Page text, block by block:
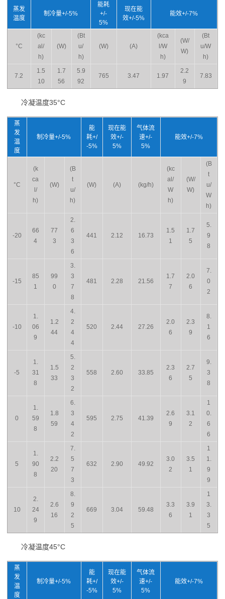
蒸发
温度
制冷量+/-5%
能耗
+/-
5%
现在能
效+/-5%
能效+/-7%
°C
(kc
al/
h)
(W)
(Bt
u/
h)
(W) (A)
(kca
l/W
h)
(W/
W)
(Bt
u/W
h)
7.2
1.5
10
1.7
56
5.9
92
765 3.47 1.97
2.2
9
7.83
冷凝温度35°C
蒸
发
温
度
制冷量+/-5%
能
耗+/
-5%
现在能
效+/-
5%
气体流
速+/-
5%
能效+/-7%
°C
(k
ca
l/
h)
(W)
(B
t
u/
h)
(W) (A) (kg/h)
(kc
al/
W
h)
(W/
W)
(B
t
u/
W
h)
-20
66
4
77
3
2.
6
3
6
441 2.12 16.73
1.5
1
1.7
5
5.
9
8
-15
85
1
99
0
3.
3
7
8
481 2.28 21.56
1.7
7
2.0
6
7.
0
2
-10
1.
06
9
1.2
44
4.
2
4
4
520 2.44 27.26
2.0
6
2.3
9
8.
1
6
-5
1.
31
8
1.5
33
5.
2
3
2
558 2.60 33.85
2.3
6
2.7
5
9.
3
8
0
1.
59
8
1.8
59
6.
3
4
2
595 2.75 41.39
2.6
9
3.1
2
1
0.
6
6
5
1.
90
8
2.2
20
7.
5
7
3
632 2.90 49.92
3.0
2
3.5
1
1
1.
9
9
10
2.
24
9
2.6
16
8.
9
2
5
669 3.04 59.48
3.3
6
3.9
1
1
3.
3
5
冷凝温度45°C
蒸
发
温
度
制冷量+/-5%
能
耗+/
-5%
现在能
效+/-
5%
气体流
速+/-
5%
能效+/-7%